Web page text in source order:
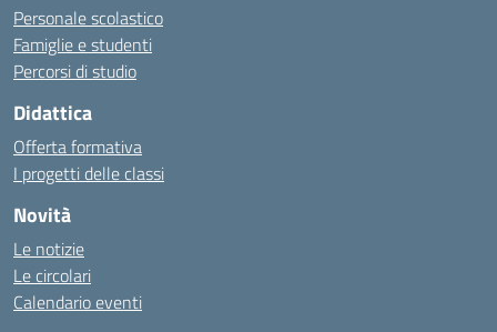
Personale scolastico
Famiglie e studenti
Percorsi di studio
Didattica
Offerta formativa
I progetti delle classi
Novità
Le notizie
Le circolari
Calendario eventi